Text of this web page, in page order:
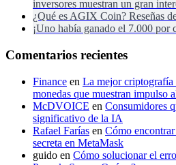
inversores muestran un gran
¿Qué es AGIX Coin? Reseñas
¡Uno había ganado el 7.000 por
Comentarios recientes
Finance en La mejor criptografía
monedas que muestran impulso
McDVOICE en Consumidores
significativo de la IA
Rafael Farías en Cómo
secreta en MetaMask
guido en Cómo solucionar el